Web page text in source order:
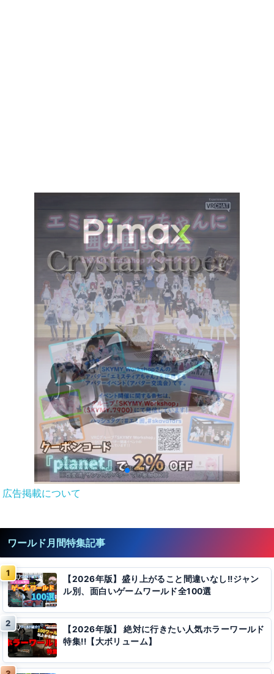
広告掲載について
ワールド月間特集記事
【2026年版】盛り上がること間違いなし!!ジャン
ル別、面白いゲームワールド全100選
【2026年版】 絶対に行きたい人気ホラーワールド
特集!!【大ボリューム】